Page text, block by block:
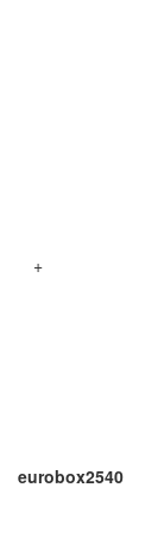
+
eurobox2540